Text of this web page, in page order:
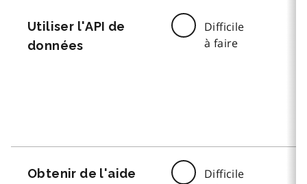
Utiliser l'API de
données
Difficile
à faire
Obtenir de l'aide
Difficile